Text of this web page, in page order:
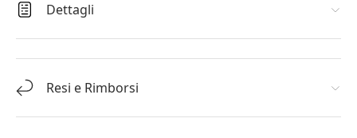
Dettagli
Resi e Rimborsi